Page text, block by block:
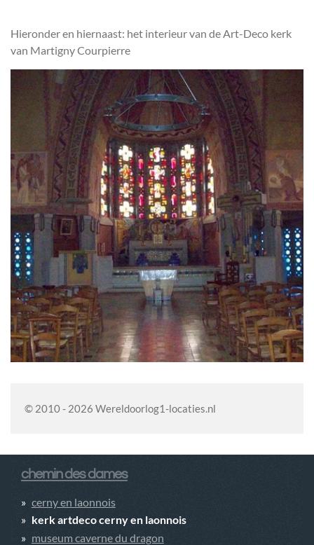
Hieronder en hiernaast: het interieur van de Art-Deco kerk
van Martigny Courpierre
© 2010 - 2026 Wereldoorlog1-locaties.nl
chemin des dames
cerny en laonnois
kerk artdeco cerny en laonnois
museum caverne du dragon